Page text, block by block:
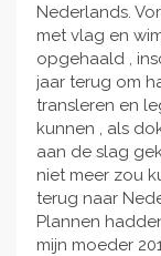
Nederlands.
met vlag en
opgehaald ,
jaar terug om
transleren en
kunnen , als
aan de slag
niet meer zou
terug naar
Plannen
mijn moeder